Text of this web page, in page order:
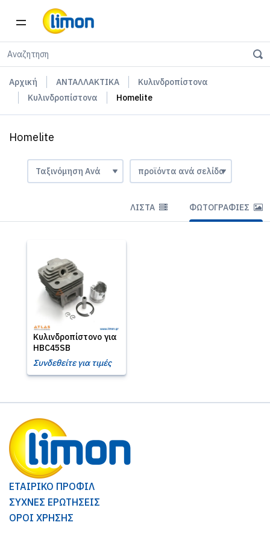
Αρχική ΑΝΤΑΛΛΑΚΤΙΚΑ
Κυλινδροπίστονα
Κυλινδροπίστονα
Homelite
Homelite
ΛΊΣΤΑ ΦΩΤΟΓΡΑΦΊΕΣ
Κυλινδροπίστονο για
HBC45SB
Συνδεθείτε για τιμές
ΕΤΑΙΡΙΚΟ ΠΡΟΦΙΛ
ΣΥΧΝΕΣ ΕΡΩΤΗΣΕΙΣ
ΟΡΟΙ ΧΡΗΣΗΣ